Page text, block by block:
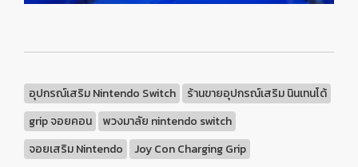
อุปกรณ์เสริม Nintendo Switch
ร้านขายอุปกรณ์เสริม นินเทนโด้
grip จอยคอน
พวงมาลัย nintendo switch
จอยเสริม Nintendo
Joy Con Charging Grip